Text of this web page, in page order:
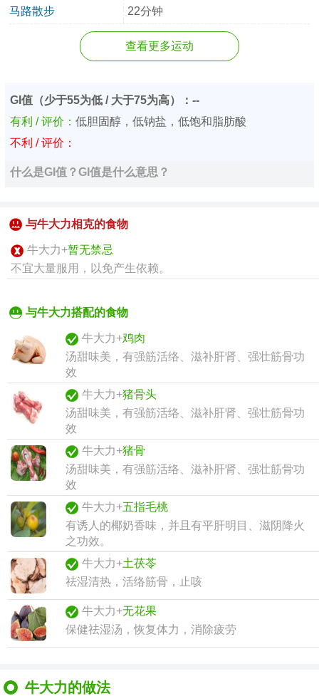
马路散步 22分钟
查看更多运动
GI值（少于55为低 / 大于75为高）：--
有利 / 评价： 低胆固醇，低钠盐，低饱和脂肪酸
不利 / 评价：
什么是GI值？GI值是什么意思？
与牛大力相克的食物
牛大力+暂无禁忌
不宜大量服用，以免产生依赖。
与牛大力搭配的食物
牛大力+鸡肉
汤甜味美，有强筋活络、滋补肝肾、强壮筋骨功
效
牛大力+猪骨头
汤甜味美，有强筋活络、滋补肝肾、强壮筋骨功
效
牛大力+猪骨
汤甜味美，有强筋活络、滋补肝肾、强壮筋骨功
效
牛大力+五指毛桃
有诱人的椰奶香味，并且有平肝明目、滋阴降火
之功效。
牛大力+土茯苓
祛湿清热，活络筋骨，止咳
牛大力+无花果
保健祛湿汤，恢复体力，消除疲劳
牛大力的做法